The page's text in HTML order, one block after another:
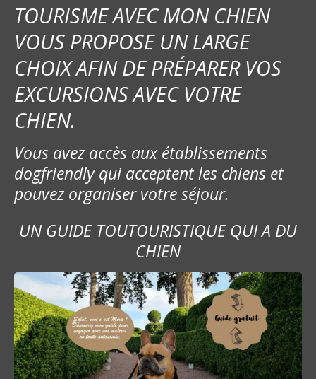
TOURISME AVEC MON CHIEN
VOUS PROPOSE UN LARGE
CHOIX AFIN DE PRÉPARER VOS
EXCURSIONS AVEC VOTRE
CHIEN.
Vous avez accès aux établissements
dogfriendly qui acceptent les chiens et
pouvez organiser votre séjour.
UN GUIDE TOUTOURISTIQUE QUI A DU
CHIEN